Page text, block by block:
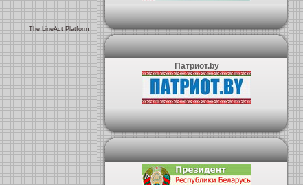
The LineAct Platform
Патриот.by